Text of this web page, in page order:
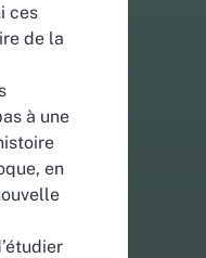
ces
de la
à une
en